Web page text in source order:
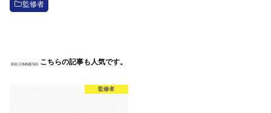
監修者
RECOMMEND こちらの記事も人気です。
監修者